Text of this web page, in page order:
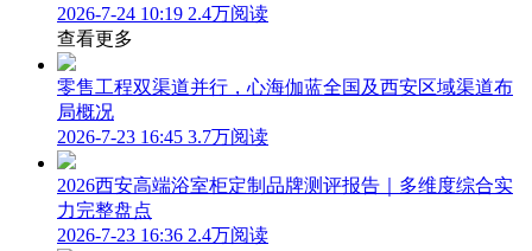
2026-7-24 10:19 2.4万阅读
查看更多
零售工程双渠道并行，心海伽蓝全国及西安区域渠道布
局概况
2026-7-23 16:45 3.7万阅读
2026西安高端浴室柜定制品牌测评报告｜多维度综合实
力完整盘点
2026-7-23 16:36 2.4万阅读